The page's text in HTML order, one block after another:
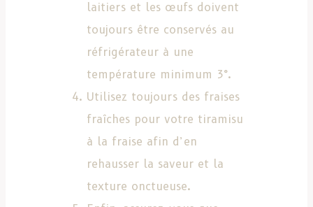
laitiers et les œufs doivent
toujours être conservés au
réfrigérateur à une
température minimum 3°.
Utilisez toujours des fraises
fraîches pour votre tiramisu
à la fraise afin d’en
rehausser la saveur et la
texture onctueuse.